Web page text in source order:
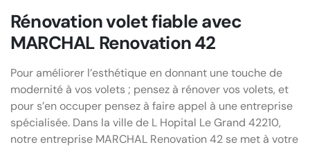
Rénovation volet fiable avec
MARCHAL Renovation 42
Pour améliorer l’esthétique en donnant une touche de
modernité à vos volets ; pensez à rénover vos volets, et
pour s’en occuper pensez à faire appel à une entreprise
spécialisée. Dans la ville de L Hopital Le Grand 42210,
notre entreprise MARCHAL Renovation 42 se met à votre